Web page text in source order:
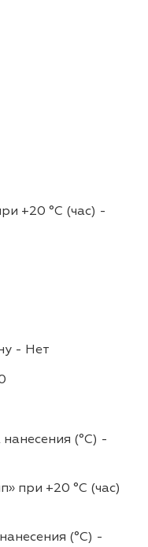
+20 °С (час) -
- Нет
(°С) -
при +20 °С (час)
(°С) -